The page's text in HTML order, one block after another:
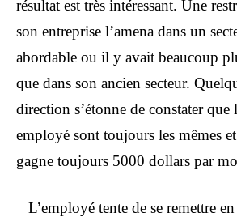
résultat est très intéressant. Une
son entreprise l’amena dans un
abordable ou il y avait beaucoup
que dans son ancien secteur.
direction s’étonne de constater que
employé sont toujours les mêmes
gagne toujours 5000 dollars par
L’employé tente de se remettre